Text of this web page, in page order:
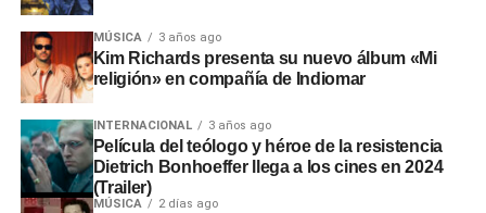
MÚSICA 3 años ago
Kim Richards presenta su nuevo álbum «Mi
religión» en compañía de Indiomar
INTERNACIONAL 3 años ago
Película del teólogo y héroe de la resistencia
Dietrich Bonhoeffer llega a los cines en 2024
(Trailer)
MÚSICA 2 días ago